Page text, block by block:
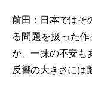
前田：日本ではそ
る問題を扱った
か、一抹の不安も
反響の大きさには